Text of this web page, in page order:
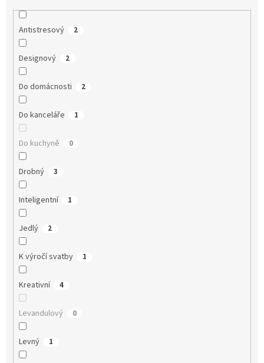
Antistresový 2
Designový 2
Do domácnosti 2
Do kanceláře 1
Do kuchyně 0
Drobný 3
Inteligentní 1
Jedlý 2
K výročí svatby 1
Kreativní 4
Levandulový 0
Levný 1